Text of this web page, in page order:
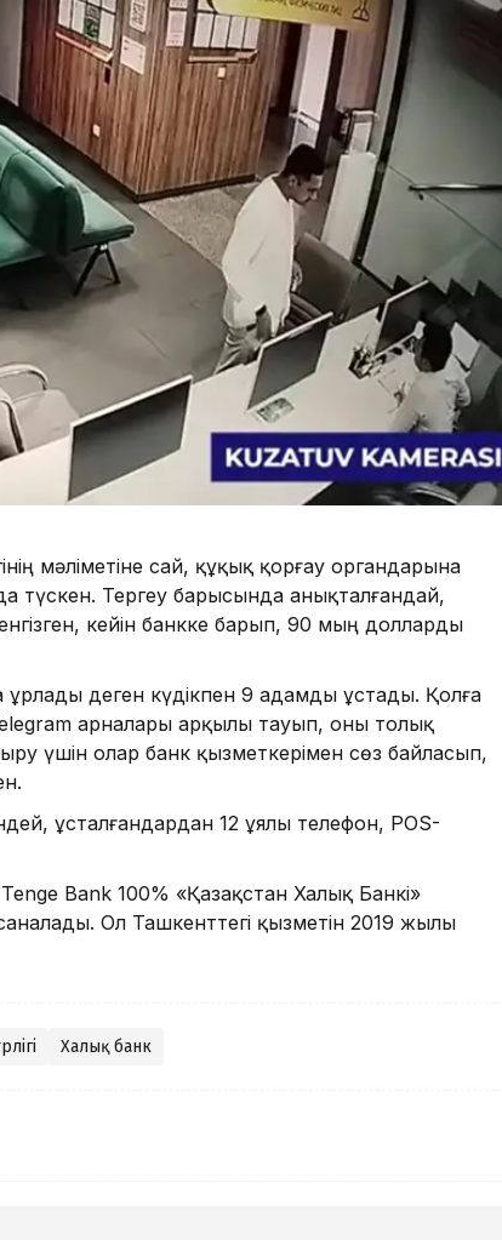
мәліметіне сай, құқық қорғау органдарына
Тергеу барысында анықталғандай,
кейін банкке барып, 90 мың долларды
ұрлады деген күдікпен 9 адамды ұстады. Қолға
арналары арқылы тауып, оны толық
үшін олар банк қызметкерімен сөз байласып,
ұсталғандардан 12 ұялы телефон, POS-
Bank 100% «Қазақстан Халық Банкі»
Ол Ташкенттегі қызметін 2019 жылы
Халық банк